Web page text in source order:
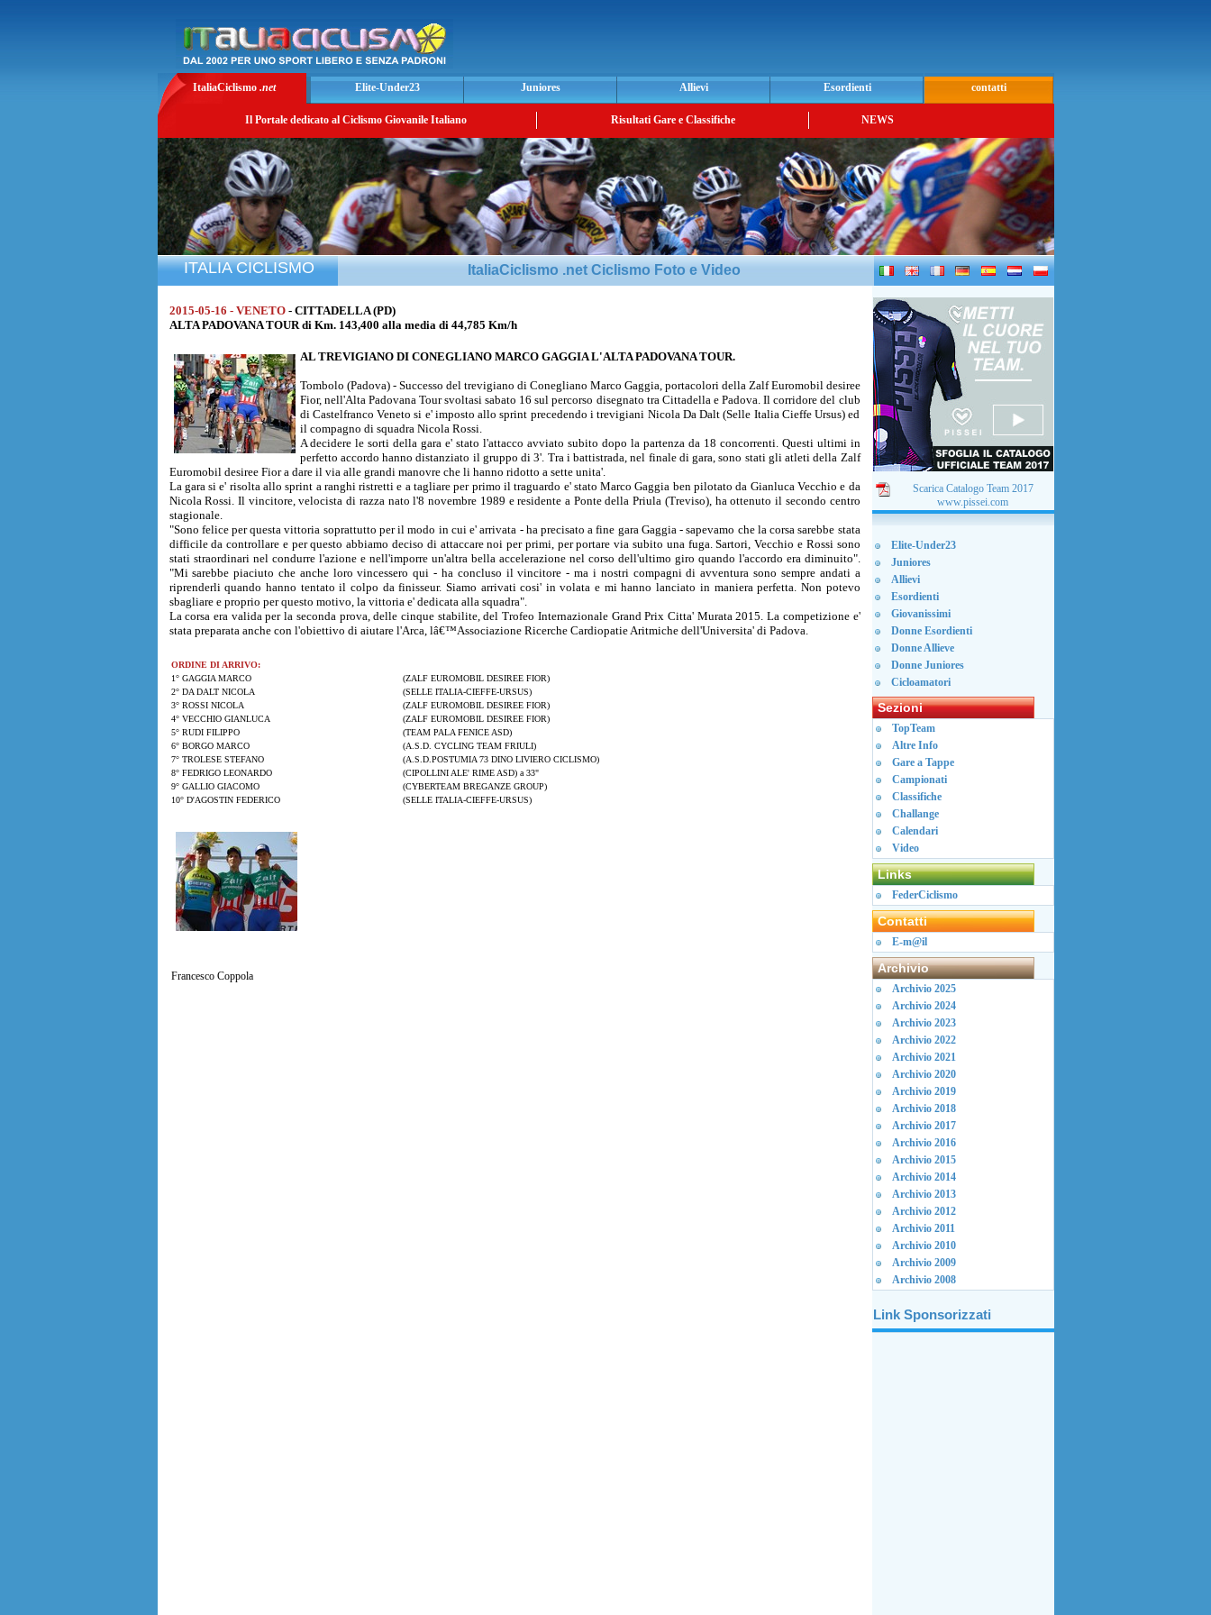
ItaliaCiclismo .net Elite-Under23 Juniores Allievi Esordienti contatti
Il Portale dedicato al Ciclismo Giovanile Italiano Risultati Gare e Classifiche NEWS
ITALIA CICLISMO ItaliaCiclismo .net Ciclismo Foto e Video
2015-05-16 - VENETO - CITTADELLA (PD)
ALTA PADOVANA TOUR di Km. 143,400 alla media di 44,785 Km/h
AL TREVIGIANO DI CONEGLIANO MARCO GAGGIA L'ALTA PADOVANA TOUR.
Tombolo (Padova) - Successo del trevigiano di Conegliano Marco Gaggia, portacolori della Zalf Euromobil desiree
Fior, nell'Alta Padovana Tour svoltasi sabato 16 sul percorso disegnato tra Cittadella e Padova. Il corridore del club
di Castelfranco Veneto si e' imposto allo sprint precedendo i trevigiani Nicola Da Dalt (Selle Italia Cieffe Ursus) ed
il compagno di squadra Nicola Rossi.
A decidere le sorti della gara e' stato l'attacco avviato subito dopo la partenza da 18 concorrenti. Questi ultimi in
perfetto accordo hanno distanziato il gruppo di 3'. Tra i battistrada, nel finale di gara, sono stati gli atleti della Zalf
Euromobil desiree Fior a dare il via alle grandi manovre che li hanno ridotto a sette unita'.
La gara si e' risolta allo sprint a ranghi ristretti e a tagliare per primo il traguardo e' stato Marco Gaggia ben pilotato da Gianluca Vecchio e da
Nicola Rossi. Il vincitore, velocista di razza nato l'8 novembre 1989 e residente a Ponte della Priula (Treviso), ha ottenuto il secondo centro
stagionale.
"Sono felice per questa vittoria soprattutto per il modo in cui e' arrivata - ha precisato a fine gara Gaggia - sapevamo che la corsa sarebbe stata
difficile da controllare e per questo abbiamo deciso di attaccare noi per primi, per portare via subito una fuga. Sartori, Vecchio e Rossi sono
stati straordinari nel condurre l'azione e nell'imporre un'altra bella accelerazione nel corso dell'ultimo giro quando l'accordo era diminuito".
"Mi sarebbe piaciuto che anche loro vincessero qui - ha concluso il vincitore - ma i nostri compagni di avventura sono sempre andati a
riprenderli quando hanno tentato il colpo da finisseur. Siamo arrivati cosi' in volata e mi hanno lanciato in maniera perfetta. Non potevo
sbagliare e proprio per questo motivo, la vittoria e' dedicata alla squadra".
La corsa era valida per la seconda prova, delle cinque stabilite, del Trofeo Internazionale Grand Prix Citta' Murata 2015. La competizione e'
stata preparata anche con l'obiettivo di aiutare l'Arca, lâ€™Associazione Ricerche Cardiopatie Aritmiche dell'Universita' di Padova.
ORDINE DI ARRIVO:
1° GAGGIA MARCO
(ZALF EUROMOBIL DESIREE FIOR)
2° DA DALT NICOLA
(SELLE ITALIA-CIEFFE-URSUS)
3° ROSSI NICOLA
(ZALF EUROMOBIL DESIREE FIOR)
4° VECCHIO GIANLUCA
(ZALF EUROMOBIL DESIREE FIOR)
5° RUDI FILIPPO
(TEAM PALA FENICE ASD)
6° BORGO MARCO
(A.S.D. CYCLING TEAM FRIULI)
7° TROLESE STEFANO
(A.S.D.POSTUMIA 73 DINO LIVIERO CICLISMO)
8° FEDRIGO LEONARDO
(CIPOLLINI ALE' RIME ASD) a 33"
9° GALLIO GIACOMO
(CYBERTEAM BREGANZE GROUP)
10° D'AGOSTIN FEDERICO
(SELLE ITALIA-CIEFFE-URSUS)
Francesco Coppola
Scarica Catalogo Team 2017
www.pissei.com
Elite-Under23
Juniores
Allievi
Esordienti
Giovanissimi
Donne Esordienti
Donne Allieve
Donne Juniores
Cicloamatori
Sezioni
TopTeam
Altre Info
Gare a Tappe
Campionati
Classifiche
Challange
Calendari
Video
Links
FederCiclismo
Contatti
E-m@il
Archivio
Archivio 2025
Archivio 2024
Archivio 2023
Archivio 2022
Archivio 2021
Archivio 2020
Archivio 2019
Archivio 2018
Archivio 2017
Archivio 2016
Archivio 2015
Archivio 2014
Archivio 2013
Archivio 2012
Archivio 2011
Archivio 2010
Archivio 2009
Archivio 2008
Link Sponsorizzati